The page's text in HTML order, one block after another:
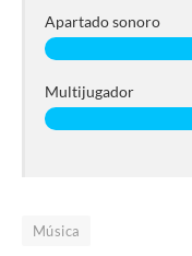
Apartado sonoro
Multijugador
Música